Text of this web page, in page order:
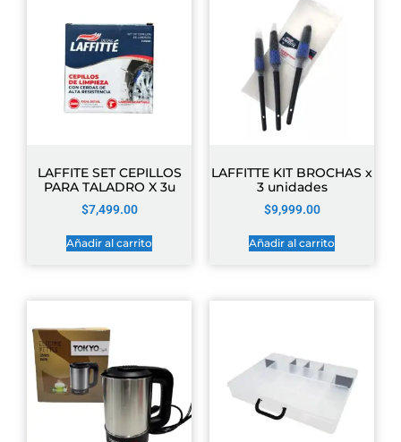
LAFFITE SET CEPILLOS
PARA TALADRO X 3u
$7,499.00
Añadir al carrito
LAFFITTE KIT BROCHAS x
3 unidades
$9,999.00
Añadir al carrito